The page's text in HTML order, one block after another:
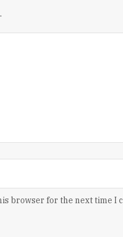
browser for the next time I